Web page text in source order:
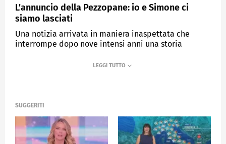
L'annuncio della Pezzopane: io e Simone ci
siamo lasciati
Una notizia arrivata in maniera inaspettata che
interrompe dopo nove intensi anni una storia
SUGGERITI